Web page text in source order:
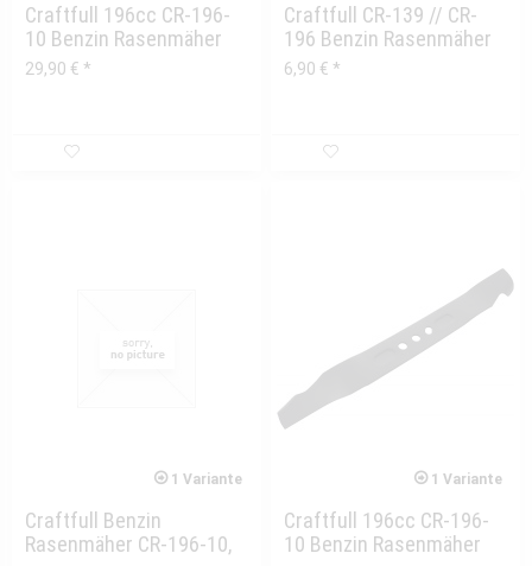
Craftfull 196cc CR-196-
10 Benzin Rasenmäher
Grasauffangkorb
29,90 € *
Craftfull CR-139 // CR-
196 Benzin Rasenmäher
Motor Halteschrauben
6,90 € *
1 Variante
Craftfull Benzin
Rasenmäher CR-196-10,
1 Variante
Craftfull 196cc CR-196-
10 Benzin Rasenmäher